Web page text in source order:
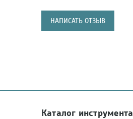
НАПИСАТЬ ОТЗЫВ
Каталог инструмента